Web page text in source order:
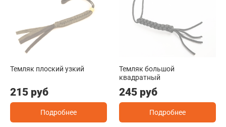
Темляк плоский узкий
215 руб
Подробнее
Темляк большой
квадратный
245 руб
Подробнее